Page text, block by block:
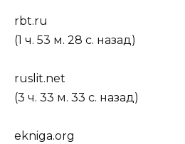
rbt.ru
(1 ч. 53 м. 28 с. назад)
ruslit.net
(3 ч. 33 м. 33 с. назад)
ekniga.org